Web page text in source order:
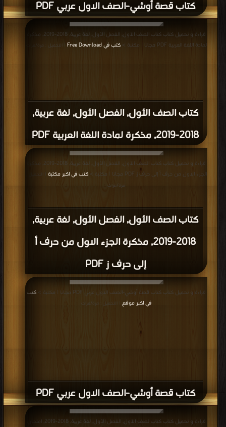
كتاب قصة أوشي-الصف الاول عربي PDF
كتاب الصف الأول, الفصل الأول, لغة عربية,
2018-2019, مذكرة لمادة اللغة العربية PDF
قراءة و تحميل كتاب كتاب الصف الأول, الفصل الأول, لغة عربية, 2018-2019, مذكرة
لمادة اللغة العربية PDF مجانا | مكتبة >
كتب في Free Download | التحميل : مرة/مرات
كتاب الصف الأول, الفصل الأول, لغة عربية,
2018-2019, مذكرة الجزء الاول من حرف أ
إلى حرف ز PDF
قراءة و تحميل كتاب كتاب الصف الأول, الفصل الأول, لغة عربية, 2018-2019, مذكرة
الجزء الاول من حرف أ إلى حرف ز PDF مجانا | مكتبة >
كتب في اكبر مكتبة
مرة/مرات
كتاب قصة أوشي-الصف الاول عربي PDF
قراءة و تحميل كتاب كتاب قصة أوشي-الصف الاول عربي PDF مجانا | مكتبة >
كتب
في اكبر موقع
| التحميل : مرة/مرات
قراءة و تحميل كتاب كتاب لصف الأول, الفصل الأول, لغة عربية, 2018-2019, امتحان